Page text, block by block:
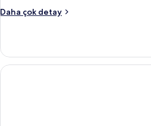
Daha çok detay
Room
hakkında
daha
fazla